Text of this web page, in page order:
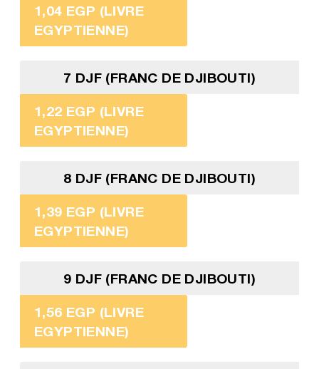
1,04 EGP (LIVRE
EGYPTIENNE)
7 DJF (FRANC DE DJIBOUTI)
1,22 EGP (LIVRE
EGYPTIENNE)
8 DJF (FRANC DE DJIBOUTI)
1,39 EGP (LIVRE
EGYPTIENNE)
9 DJF (FRANC DE DJIBOUTI)
1,56 EGP (LIVRE
EGYPTIENNE)